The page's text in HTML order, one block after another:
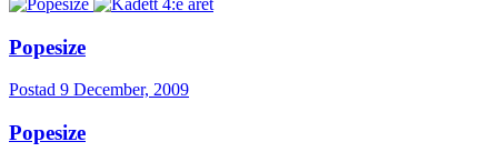
Popesize
Postad 9 December, 2009
Popesize